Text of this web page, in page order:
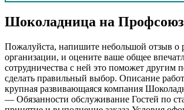
Шоколадница на
Пожалуйста, напишите небольшой отзыв о
организации, и оцените ваше общее
сотрудничества с ней это поможет другим
сделать правильный выбор. Описание
крупная развивающаяся компания
— Обязанности обслуживание Гостей по